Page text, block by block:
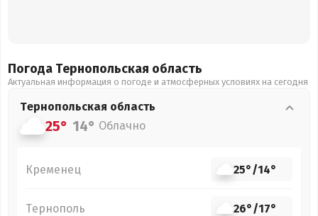
Погода Тернопольская область
Актуальная информация о погоде и атмосферных условиях на сегодня
Тернопольская область
25° 14° Облачно
Кременец 25°/14°
Тернополь 26°/17°